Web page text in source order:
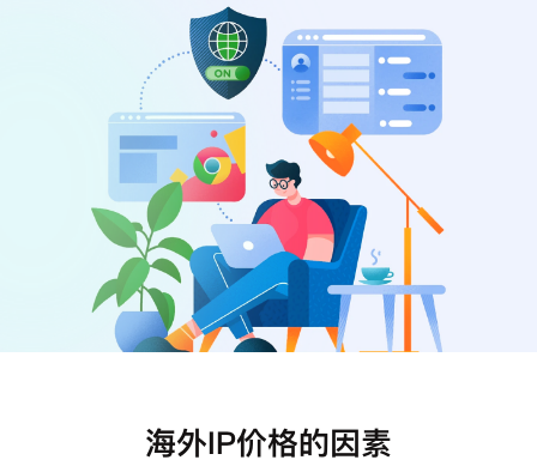
海外IP价格的因素